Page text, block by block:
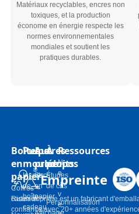
Matériaux recyclables, encres non
toxiques, et la production
économe en énergie respecte les
normes environnementales
mondiales et soutient les
pratiques durables.
Boîtes
en
papier
Coffres-
cadeaux
Pulpe
moulée
Inserts
de
boîte-
cadeau
Autres
produits
Sacs
en
papier
À
propos
Études
de cas
Personnalisation
Ressources
N
o
u
v
e
Empreinte
Risun-imprime est un fabricant
confiance avec 20+ années